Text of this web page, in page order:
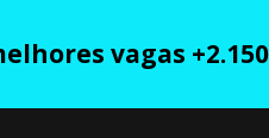
vagas